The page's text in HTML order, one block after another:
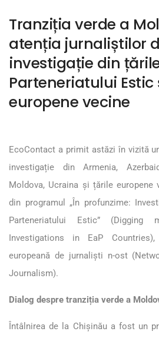
Tranziția verde a
atenția jurnaliștilor
investigație din
Parteneriatului
europene vecine
EcoContact a primit astăzi în vizită
investigație din Armenia,
Moldova, Ucraina și țările europene
din programul „În profunzime:
Parteneriatului Estic” (Digging
Investigations in EaP
europeană de jurnaliști n-ost
Journalism).
Dialog despre tranziția verde a
Întâlnirea de la Chișinău a fost un